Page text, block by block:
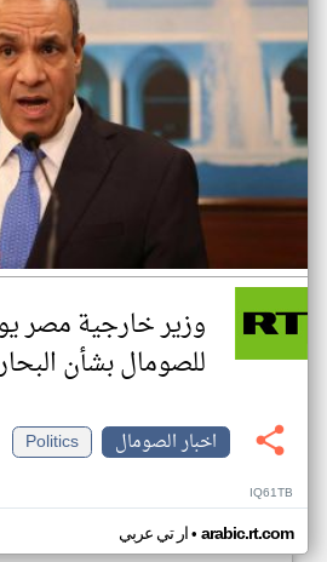
وزير خارجية مصر
للصومال بشأن
اخبار الصومال
Politics
IQ61TB
ار تي عربي• arabic.rt.com